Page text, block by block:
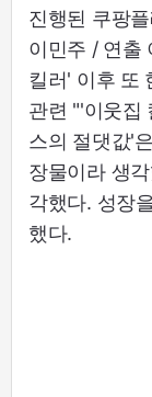
진행된 쿠팡
이민주 / 연출
킬러' 이후 또
관련 "'이웃집
스의 절댓값'
장물이라 생
각했다. 성장
했다.